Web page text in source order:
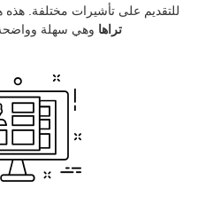
للتقديم على تأشيرات مختلفة.
تراها وهي سهلة